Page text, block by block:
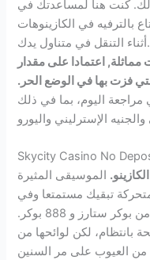
كنت هنا لمساعدتك في
بالترفيه في الكازينوهات
أثناء التنقل في متناول يدك.
مماثلة, اعتمادا على مقدار
فزت بها في الوضع الحر.
مراجعة اليوم، بما في ذلك
Skycity Casino No
الموسيقى المثيرة
تبقيك مستمتعا وفي
اللعبة، كروت الباى ساف هو خيار لكل من بوكر ستارز و 888 بوكر.
بانتظام، لكن لوائحها من